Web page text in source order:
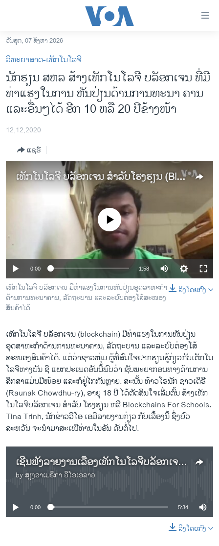
ເຂົ້າ
ຫາ
ຂ້າມ
ຂ້າມ
ຂ້າມ
ໄປ
ຫາ
ຊອກ
ລາວ
ອາເມຣິກາ
ການເລືອກຕັ້ງ ປະທານາທີບໍດີ ສະຫະລັດ 2024
ອິດສະຫຼະພາບດ້ານການຂ່າວ
ຊີວິດຊາວລາວ
ວິທະຍາສາດ-ເທັກໂນໂລຈີ
ທຸລະກິດ
ພາສາອັງກິດ
ວີດີໂອ
ສຽງ
ລາຍງານ
ພາສາຕ່າງໆ
ວັນສຸກ, 07 ສິງຫາ 2026
ວິທະຍາສາດ-ເທັກໂນໂລຈີ
ນັກຮຽນ ສຫລ ສ້າງເທັກໂນໂລຈີ ບລັອກເຈນ ທີ່ມີ
ທ່າແຮງໃນການ ຫັນປ່ຽນດ້ານການທະນາ ຄານ
ແລະອື່ນໆໄດ້ ອີກ 10 ຫລື 20 ປີຂ້າງໜ້າ
12,12,2020
ແຊຣ໌
ເທັກໂນໂລຈີ ບລັອກເຈນ ສໍາລັບໂຮງຮຽນ (Blockchains For Schools)
No media source currently available
0:00 1:58
ລິງໂດຍກົງ
ເທັກໂນໂລຈີ ບລັອກເຈນ ມີທ່າແຮງໃນການຫັນປ່ຽນອຸດສາຫະກຳ
ດ້ານການທະນາຄານ, ລັດຖະບານ ແລະລະບົບຕ່ອງໂສ້ສະໜອງ
ສິນຄ້າໄດ້
ເທັກໂນໂລຈີ ບລັອກເຈນ (blockchain) ມີທ່າແຮງໃນການຫັນປ່ຽນ
ອຸດສາຫະກຳດ້ານການທະນາຄານ, ລັດຖະບານ ແລະລະບົບຕ່ອງໂສ້
ສະໜອງສິນຄ້າໄດ້. ແຕ່ວ່າຊາວໜຸ່ມ ຜູ້ທີ່ສົນໃຈຢາກຮຽນຮູ້ກ່ຽວກັບເຕັກໂນ
ໂລຈີທາງບັນ ຊີ ແຍກປະເພດອັນນີ້ພົບວ່າ ຊັບພະຍາກອນທາງດ້ານການ
ສຶກສາແມ່ນມີໜ້ອຍ ແລະກໍຢູ່ໄກກັນຫຼາຍ. ສະນັ້ນ ທ້າວໂຣນັກ ຊາວເດິຣີ
(Raunak Chowdhu-ry), ອາຍຸ 18 ປີ ໄດ້ຕັດສິນໃຈເລີ່ມຕົ້ນ ສ້າງເທັກ
ໂນໂລຈີບລັອກເຈນ ສໍາລັບ ໂຮງຮຽນ ຫລື Blockchains For Schools.
Tina Trinh, ນັກຂ່າວວີໂອ ເອມີລາຍງານກ່ຽວ ກັບເລື້ອງນີ້ ຊຶ່ງບົວ
ສະຫວັນ ຈະນໍາມາສະເໜີທ່ານໃນອັນ ດັບຕໍ່ໄປ.
ເຊີນຟັງລາຍງານເລື້ອງເທັກໂນໂລຈີບລັອກເຈນທີ່ເປັນເທັກໂນໂລຈີໃໝ່ທີ່ສ້າງຂຶ້ນມາໂດຍນັກຮຽນ ໃນ ສຫລ
by ສຽງອາເມຣິກາ ວີໂອເອລາວ
No media source currently available
0:00 5:34
ລິງໂດຍກົງ